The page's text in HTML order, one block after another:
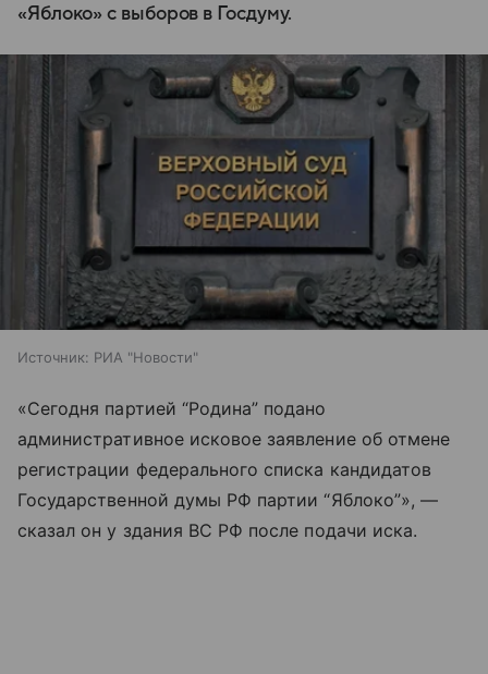
«Яблоко» с выборов в Госдуму.
Источник: РИА "Новости"
«Сегодня партией “Родина” подано
административное исковое заявление об отмене
регистрации федерального списка кандидатов
Государственной думы РФ партии “Яблоко”», —
сказал он у здания ВС РФ после подачи иска.